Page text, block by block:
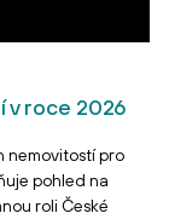
v roce 2026
nemovitostí pro
pohled na
roli České